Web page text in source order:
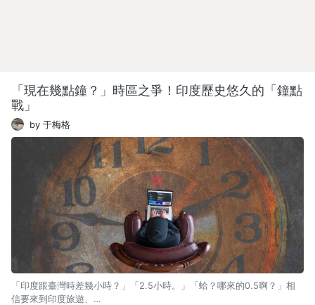
「現在幾點鐘？」時區之爭！印度歷史悠久的「鐘點
戰」
by 于梅格
「印度跟臺灣時差幾小時？」「2.5小時。」「蛤？哪來的0.5啊？」相
信要來到印度旅遊、…